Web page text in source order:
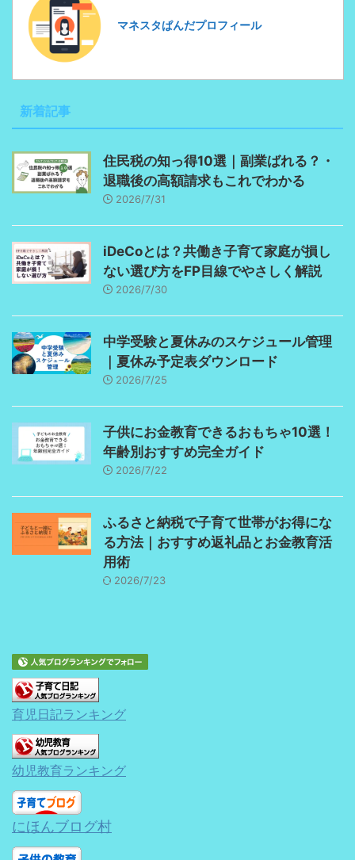
マネスタぱんだプロフィール
新着記事
住民税の知っ得10選｜副業ばれる？・
退職後の高額請求もこれでわかる
2026/7/31
iDeCoとは？共働き子育て家庭が損し
ない選び方をFP目線でやさしく解説
2026/7/30
中学受験と夏休みのスケジュール管理
｜夏休み予定表ダウンロード
2026/7/25
子供にお金教育できるおもちゃ10選！
年齢別おすすめ完全ガイド
2026/7/22
ふるさと納税で子育て世帯がお得にな
る方法｜おすすめ返礼品とお金教育活
用術
2026/7/23
育児日記ランキング
幼児教育ランキング
にほんブログ村